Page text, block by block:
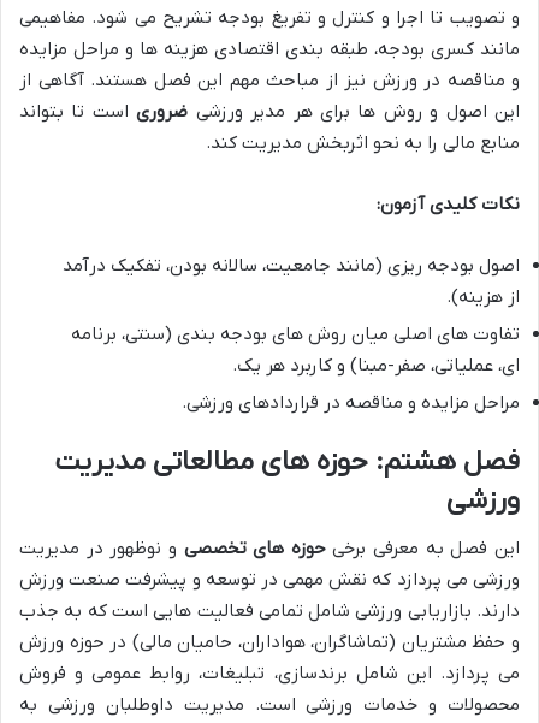
و تصویب تا اجرا و کنترل و تفریغ بودجه تشریح می شود. مفاهیمی
مانند کسری بودجه، طبقه بندی اقتصادی هزینه ها و مراحل مزایده
و مناقصه در ورزش نیز از مباحث مهم این فصل هستند. آگاهی از
این اصول و روش ها برای هر مدیر ورزشی ضروریاست تا بتواند
منابع مالی را به نحو اثربخش مدیریت کند.
نکات کلیدی آزمون:
اصول بودجه ریزی (مانند جامعیت، سالانه بودن، تفکیک درآمد
از هزینه).
تفاوت های اصلی میان روش های بودجه بندی (سنتی، برنامه
ای، عملیاتی، صفر-مبنا) و کاربرد هر یک.
مراحل مزایده و مناقصه در قراردادهای ورزشی.
فصل هشتم: حوزه های مطالعاتی مدیریت
ورزشی
این فصل به معرفی برخیحوزه های تخصصی و نوظهور در مدیریت
ورزشی می پردازد که نقش مهمی در توسعه و پیشرفت صنعت ورزش
دارند. بازاریابی ورزشی شامل تمامی فعالیت هایی است که به جذب
و حفظ مشتریان (تماشاگران، هواداران، حامیان مالی) در حوزه ورزش
می پردازد. این شامل برندسازی، تبلیغات، روابط عمومی و فروش
محصولات و خدمات ورزشی است. مدیریت داوطلبان ورزشی به